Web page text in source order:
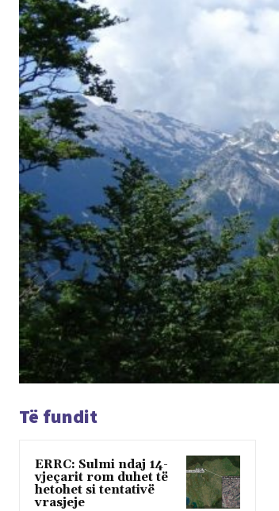
Të fundit
ERRC: Sulmi ndaj 14-
vjeçarit rom duhet të
hetohet si tentativë
vrasjeje